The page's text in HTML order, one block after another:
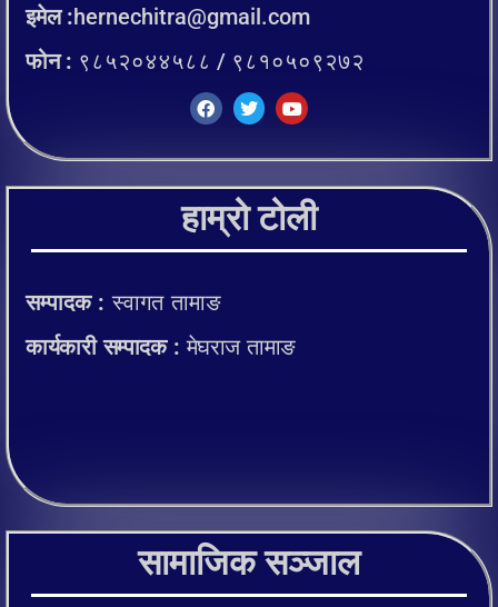
इमेल :hernechitra@gmail.com
फोन : ९८५२०४४५८८ / ९८१०५०९२७२
हाम्रो टोली
सम्पादक :स्वागत तामाङ
कार्यकारी सम्पादक :मेघराज तामाङ
सामाजिक सञ्जाल